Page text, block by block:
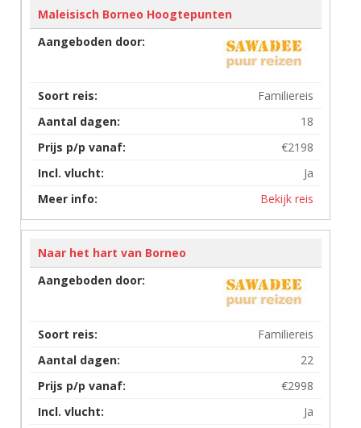
Maleisisch Borneo Hoogtepunten
Familiereis
18
€2198
Ja
Bekijk reis
Naar het hart van Borneo
Familiereis
22
€2998
Ja